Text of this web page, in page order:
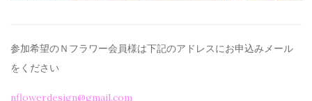
参加希望のＮフラワー会員様は下記のアドレスにお申込みメール
を ください
nflowerdesign@gmail.com